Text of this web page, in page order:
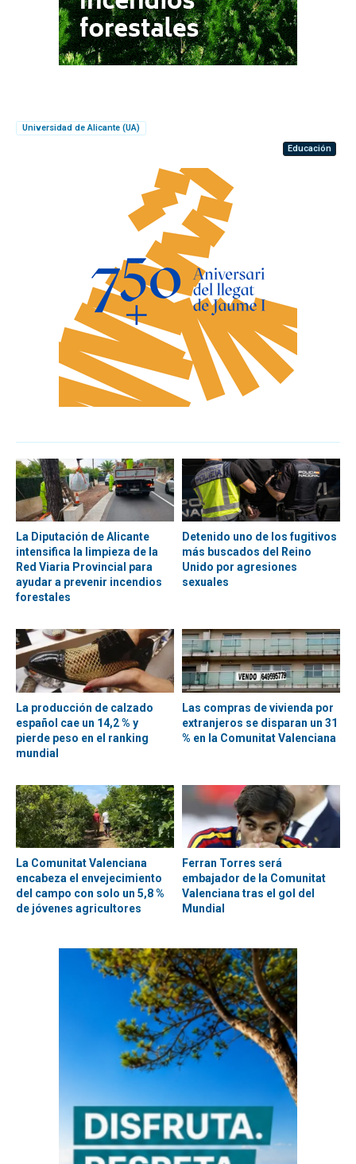
Universidad de Alicante (UA)
Educación
La Diputación de Alicante
intensifica la limpieza de la
Red Viaria Provincial para
ayudar a prevenir incendios
forestales
Detenido uno de los fugitivos
más buscados del Reino
Unido por agresiones
sexuales
La producción de calzado
español cae un 14,2 % y
pierde peso en el ranking
mundial
Las compras de vivienda por
extranjeros se disparan un 31
% en la Comunitat Valenciana
La Comunitat Valenciana
encabeza el envejecimiento
del campo con solo un 5,8 %
de jóvenes agricultores
Ferran Torres será
embajador de la Comunitat
Valenciana tras el gol del
Mundial